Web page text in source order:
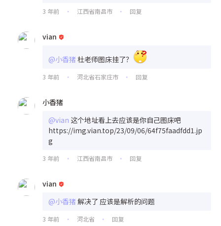
3 年前 • 江西省南昌市 • 回复
vian
@小香猪杜老师图床挂了？
3 年前 • 河北省石家庄市 • 回复
小香猪
@vian 这个地址看上去应该是你自己图床吧
https://img.vian.top/23/09/06/64f75faadfdd1.jp
g
3 年前 • 江西省南昌市 • 回复
vian
@小香猪解决了 应该是解析的问题
3 年前 • 河北省 • 回复